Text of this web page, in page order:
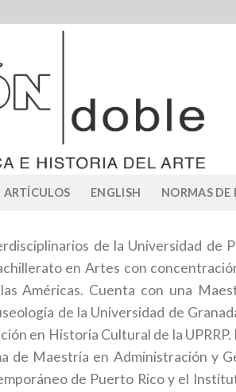
ARTÍCULOS ENGLISH NORMAS DE
de la Universidad de
en Artes con
Américas. Cuenta con una
de la Universidad de
en Historia Cultural de la
de Maestría en Administración y
de Puerto Rico y el